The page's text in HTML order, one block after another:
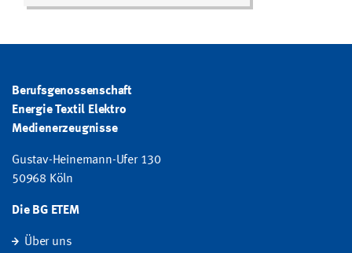
Berufsgenossenschaft
Energie Textil Elektro
Medienerzeugnisse
Gustav-Heinemann-Ufer 130
50968 Köln
Die BG ETEM
Über uns